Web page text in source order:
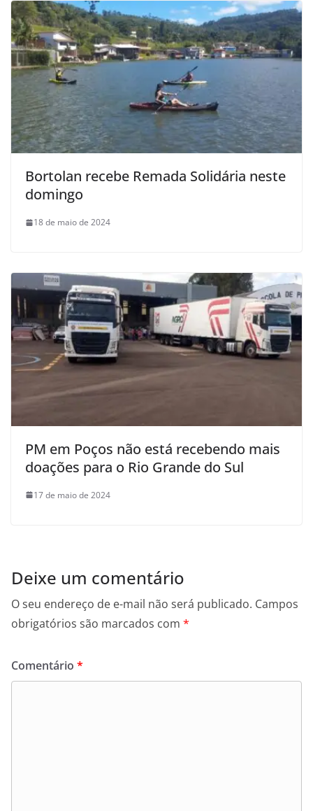
Bortolan recebe Remada Solidária neste
domingo
18 de maio de 2024
PM em Poços não está recebendo mais
doações para o Rio Grande do Sul
17 de maio de 2024
Deixe um comentário
O seu endereço de e-mail não será publicado. Campos
obrigatórios são marcados com *
Comentário *